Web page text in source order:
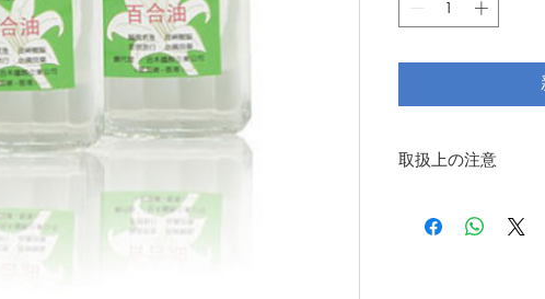
取扱上の注意
※医薬商品ではあり